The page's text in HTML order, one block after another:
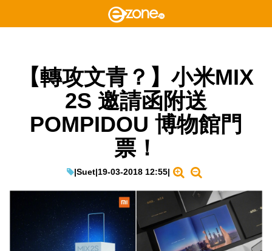
【轉攻文青？】小米MIX
2S 邀請函附送
POMPIDOU 博物館門
票！
|Suet|19-03-2018 12:55|